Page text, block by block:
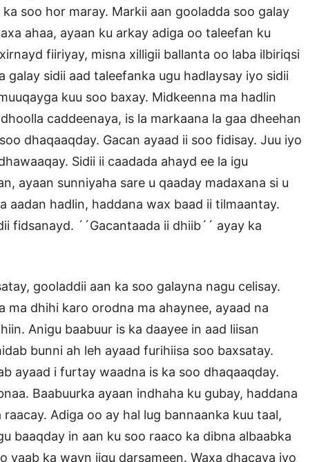
soo hor maray. Markii aan gooladda soo galay
ahaa, ayaan ku arkay adiga oo taleefan ku
fiiriyay, misna xilligii ballanta oo laba ilbiriqsi
galay sidii aad taleefanka ugu hadlaysay iyo sidii
kuu soo baxay. Midkeenna ma hadlin
caddeenaya, is la markaana la gaa dheehan
dhaqaaqday. Gacan ayaad ii soo fidisay. Juu iyo
Sidii ii caadada ahayd ee la igu
ayaan sunniyaha sare u qaaday madaxana si u
aadan hadlin, haddana wax baad ii tilmaantay.
fidsanayd. ´´Gacantaada ii dhiib´´ ayay ka
gooladdii aan ka soo galayna nagu celisay.
ma dhihi karo orodna ma ahaynee, ayaad na
Anigu baabuur is ka daayee in aad liisan
bunni ah leh ayaad furihiisa soo baxsatay.
ayaad i furtay waadna is ka soo dhaqaaqday.
Baabuurka ayaan indhaha ku gubay, haddana
Adiga oo ay hal lug bannaanka kuu taal,
baaqday in aan ku soo raaco ka dibna albaabka
yaab ka wayn iigu darsameen. Waxa dhacaya iyo